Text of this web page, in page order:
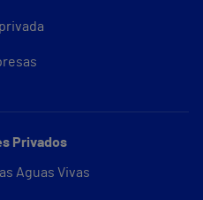
Privados
Aguas Vivas